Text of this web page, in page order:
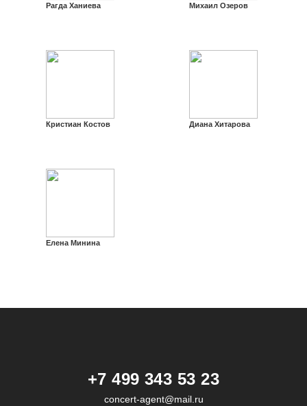
Рагда Ханиева Михаил Озеров
Кристиан Костов Диана Хитарова
Елена Минина
+7 499 343 53 23
concert-agent@mail.ru